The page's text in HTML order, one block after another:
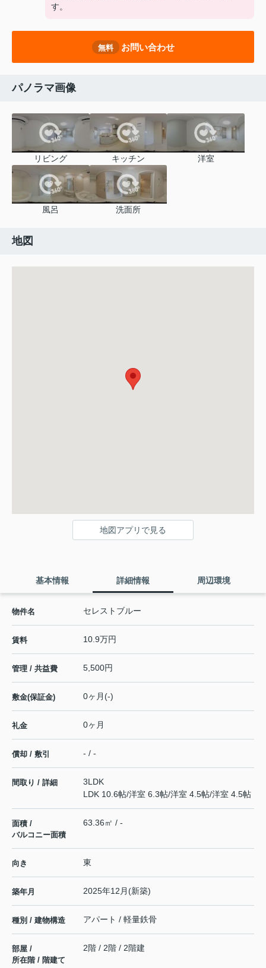
す。
無料 お問い合わせ
パノラマ画像
リビング キッチン 洋室
風呂 洗面所
地図
地図アプリで見る
基本情報 詳細情報 周辺環境
物件名 セレストブルー
賃料 10.9万円
管理 / 共益費 5,500円
敷金(保証金) 0ヶ月(-)
礼金 0ヶ月
償却 / 敷引 - / -
間取り / 詳細
3LDK
LDK 10.6帖/洋室 6.3帖/洋室 4.5帖/洋室 4.5帖
面積 /
バルコニー面積
63.36㎡ / -
向き 東
築年月 2025年12月(新築)
種別 / 建物構造 アパート / 軽量鉄骨
部屋 /
所在階 / 階建て
2階 / 2階 / 2階建